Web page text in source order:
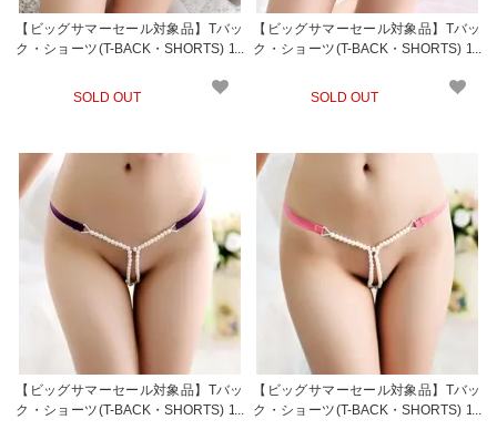
【ビッグサマーセール対象品】Tバッ
ク・ショーツ(T-BACK・SHORTS) 15
SOLD OUT
【ビッグサマーセール対象品】Tバッ
ク・ショーツ(T-BACK・SHORTS) 15
SOLD OUT
【ビッグサマーセール対象品】Tバッ
ク・ショーツ(T-BACK・SHORTS) 15
【ビッグサマーセール対象品】Tバッ
ク・ショーツ(T-BACK・SHORTS) 15